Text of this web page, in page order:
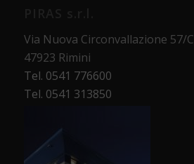
Via Nuova Circonvallazione 57/C
47923 Rimini
Tel. 0541 776600
Tel. 0541 313850